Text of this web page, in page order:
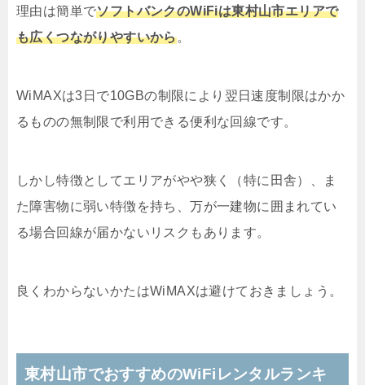
理由は簡単でソフトバンクのWiFiは東村山市エリアで
も広くつながりやすいから。
WiMAXは3日で10GBの制限により翌日速度制限はかか
るものの無制限で利用できる便利な回線です。
しかし特徴としてエリアがやや狭く（特に田舎）、ま
た障害物に弱い特徴を持ち、万が一建物に囲まれてい
る場合回線が届かないリスクもあります。
良くわからないかたはWiMAXは避けておきましょう。
東村山市でおすすめのWiFiレンタルランキ